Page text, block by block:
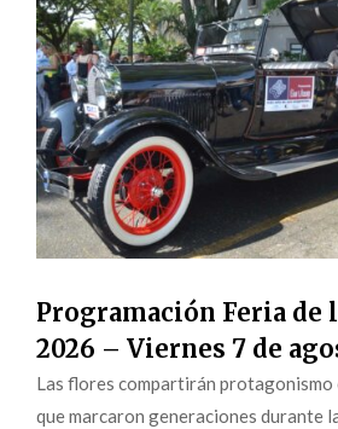
Programación Feria de
2026 – Viernes 7 de
Las flores compartirán protagonismo
que marcaron generaciones durante